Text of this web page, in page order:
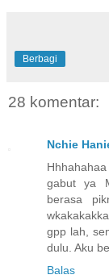
Berbagi
28 komentar:
Nchie
gabut ya
berasa
wkakakakka.
gpp lah,
dulu. Aku
Balas